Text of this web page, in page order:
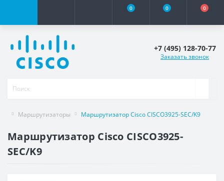
0 0 0
+7 (495) 128-70-77
Заказать звонок
Маршрутизаторы Маршрутизатор Cisco CISCO3925-SEC/K9
Маршрутизатор Cisco CISCO3925-
SEC/K9